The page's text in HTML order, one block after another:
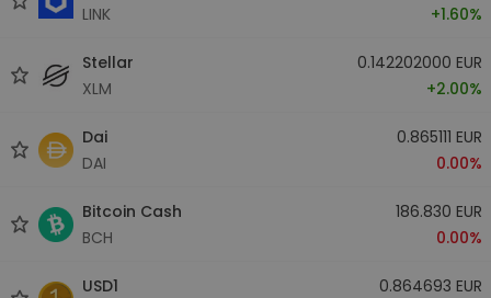
LINK
+1.60%
Stellar
XLM
0.142202000 EUR
+2.00%
Dai
DAI
0.865111 EUR
0.00%
Bitcoin Cash
BCH
186.830 EUR
0.00%
USD1
0.864693 EUR